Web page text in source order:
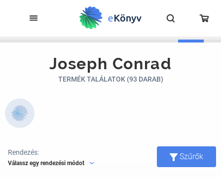
Joseph Conrad
TERMÉK TALÁLATOK (93 DARAB)
Rendezés:
Válassz egy rendezési módot
Szűrők